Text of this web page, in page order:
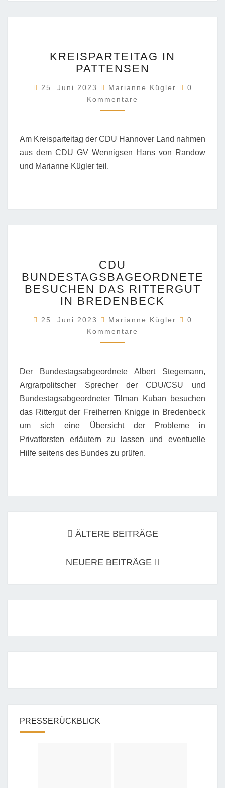
IN
PATTENSEN
KREISPARTEITAG IN
PATTENSEN
25. Juni 2023 Marianne Kügler
0
Kommentare
Am Kreisparteitag der CDU Hannover Land nahmen
aus dem CDU GV Wennigsen Hans von Randow
und Marianne Kügler teil.
BESUCHEN
DAS
RITTERGUT
BREDENBECK
CDU
BUNDESTAGSBAGEORDNETE
BESUCHEN DAS RITTERGUT
IN BREDENBECK
25. Juni 2023 Marianne Kügler
0
Kommentare
Der Bundestagsabgeordnete Albert Stegemann,
Argrarpolitscher Sprecher der CDU/CSU und
Bundestagsabgeordneter Tilman Kuban besuchen
das Rittergut der Freiherren Knigge in Bredenbeck
um sich eine Übersicht der Probleme in
Privatforsten erläutern zu lassen und eventuelle
Hilfe seitens des Bundes zu prüfen.
ÄLTERE BEITRÄGE
NEUERE BEITRÄGE
PRESSERÜCKBLICK